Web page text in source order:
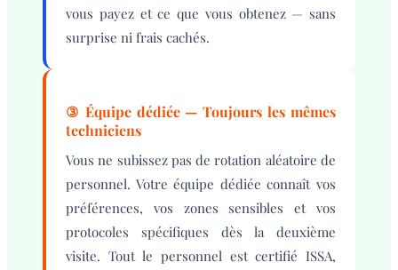
vous payez et ce que vous obtenez — sans
surprise ni frais cachés.
③ Équipe dédiée — Toujours les mêmes
techniciens
Vous ne subissez pas de rotation aléatoire de
personnel. Votre équipe dédiée connaît vos
préférences, vos zones sensibles et vos
protocoles spécifiques dès la deuxième
visite. Tout le personnel est certifié ISSA,